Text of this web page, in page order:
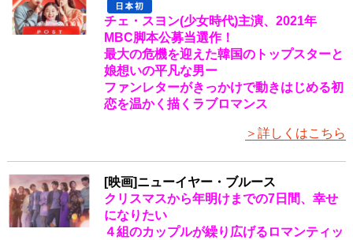
チェ・スヨン(少女時代)主演、2021年
MBC脚本公募当選作！
最大の危機を迎えた韓国のトップスターと
娘想いの平凡な男ー
ファンレターがきっかけで動きはじめる初
恋を温かく描くラブロマンス
＞詳しくはこちら
​[映画]ニューイヤー・ブルース
クリスマスから年明けまでの7日間、幸せ
になりたい
４組のカップルが繰り広げるロマンティッ